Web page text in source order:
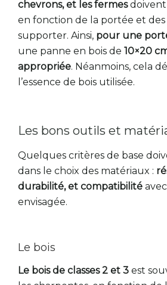
chevrons, et les fermesdoivent
en fonction de la portée et des
supporter. Ainsi, pour une
une panne en bois de 10×20
appropriée. Néanmoins, cela
l’essence de bois utilisée.
Les bons outils et
Quelques critères de base
dans le choix des matériaux :
durabilité, et compatibilité
envisagée.
Le bois
Le bois de classes 2 et 3 est